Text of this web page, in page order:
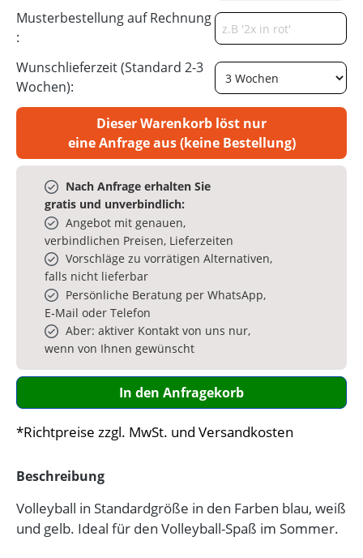
Musterbestellung auf Rechnung
:
Wunschlieferzeit (Standard 2-3
Wochen):
Dieser Warenkorb löst nur
eine Anfrage aus (keine Bestellung)
Nach Anfrage erhalten Sie
gratis und unverbindlich:
Angebot mit genauen,
verbindlichen Preisen, Lieferzeiten
Vorschläge zu vorrätigen Alternativen,
falls nicht lieferbar
Persönliche Beratung per WhatsApp,
E‑Mail oder Telefon
Aber: aktiver Kontakt von uns nur,
wenn von Ihnen gewünscht
In den Anfragekorb
*Richtpreise zzgl. MwSt. und Versandkosten
Beschreibung
Volleyball in Standardgröße in den Farben blau, weiß
und gelb. Ideal für den Volleyball-Spaß im Sommer.